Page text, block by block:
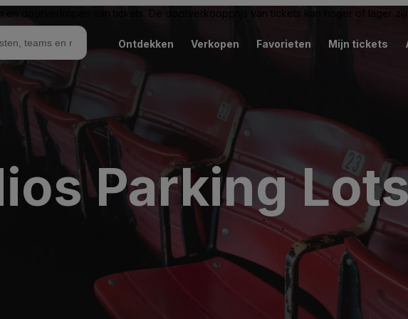
doorverkopen van tickets. De doorverkoopprijs van tickets kan hoger of lager
Ontdekken Verkopen Favorieten Mijn tickets
Parking